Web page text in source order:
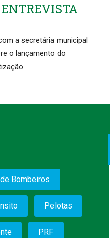
a secretária municipal
o lançamento do
Bombeiros
Pelotas
PRF